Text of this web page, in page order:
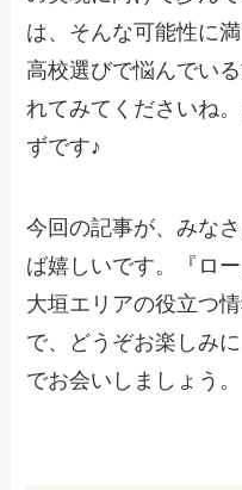
は、そんな可能性に
高校選びで悩んでい
れてみてくださいね
ずです♪
今回の記事が、みな
ば嬉しいです。『ロ
大垣エリアの役立つ
で、どうぞお楽しみ
でお会いしましょう。